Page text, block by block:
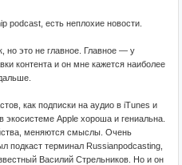
podcast, есть неплохие новости.
но это не главное. Главное — у
контента и он мне кажется наиболее
как подписки на аудио в iTunes и
экосистеме Apple хороша и гениальна.
меняются смыслы. Очень
подкаст терминал Russianpodcasting,
Василий Стрельников. Но и он